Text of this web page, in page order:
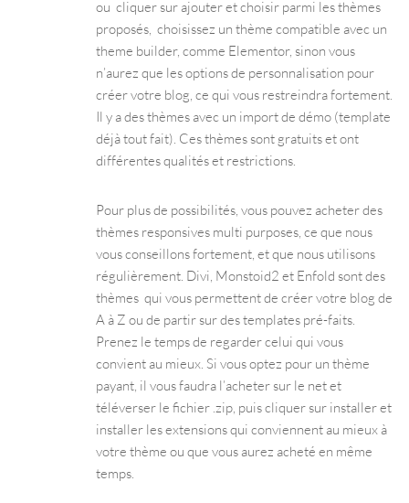
ou cliquer sur ajouter et choisir parmi les thèmes
proposés, choisissez un thème compatible avec un
theme builder, comme Elementor, sinon vous
n’aurez que les options de personnalisation pour
créer votre blog, ce qui vous restreindra fortement.
Il y a des thèmes avec un import de démo (template
déjà tout fait). Ces thèmes sont gratuits et ont
différentes qualités et restrictions.
Pour plus de possibilités, vous pouvez acheter des
thèmes responsives multi purposes, ce que nous
vous conseillons fortement, et que nous utilisons
régulièrement. Divi, Monstoid2 et Enfold sont des
thèmes qui vous permettent de créer votre blog de
A à Z ou de partir sur des templates pré-faits.
Prenez le temps de regarder celui qui vous
convient au mieux. Si vous optez pour un thème
payant, il vous faudra l’acheter sur le net et
téléverser le fichier .zip, puis cliquer sur installer et
installer les extensions qui conviennent au mieux à
votre thème ou que vous aurez acheté en même
temps.